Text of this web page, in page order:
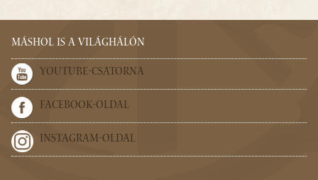
MÁSHOL IS A VILÁGHÁLÓN
YOUTUBE-CSATORNA
FACEBOOK-OLDAL
INSTAGRAM-OLDAL